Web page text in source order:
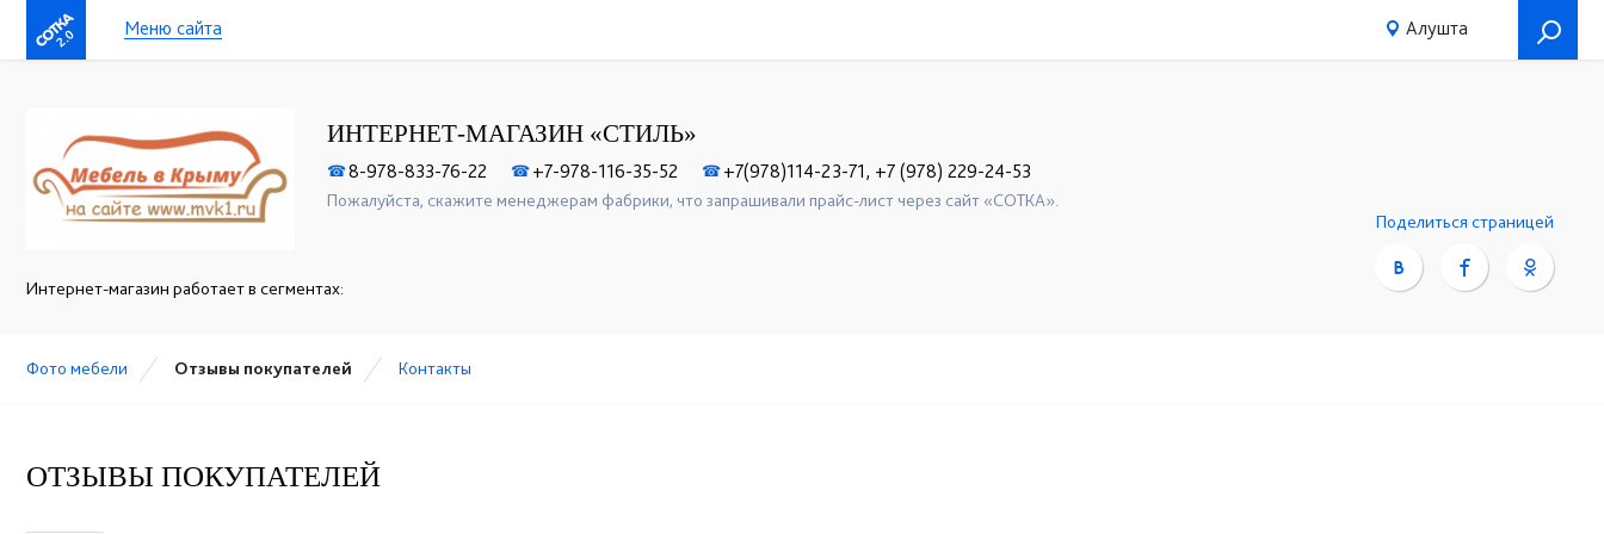
2.0 Меню сайта Алушта
ИНТЕРНЕТ-МАГАЗИН «СТИЛЬ»
☎8-978-833-76-22 ☎+7-978-116-35-52 ☎+7(978)114-23-71, +7 (978) 229-24-53
Пожалуйста, скажите менеджерам фабрики, что запрашивали прайс-лист через сайт «СОТКА».
Интернет-магазин работает в сегментах:
Поделиться страницей
Фото мебели Отзывы покупателей Контакты
ОТЗЫВЫ ПОКУПАТЕЛЕЙ